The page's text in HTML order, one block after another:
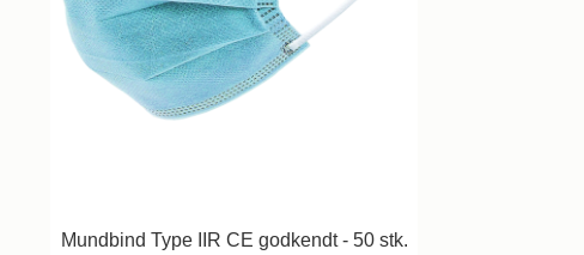
Mundbind Type IIR CE godkendt - 50 stk.